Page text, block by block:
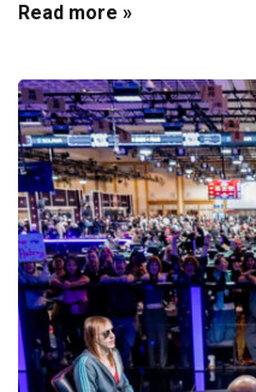
Read more »